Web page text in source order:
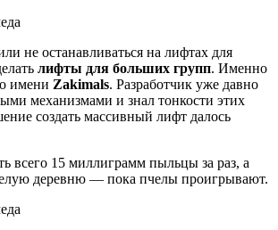
не останавливаться на лифтах для
лифты для больших групп. Именно
имени Zakimals. Разработчик уже давно
механизмами и знал тонкости этих
создать массивный лифт далось
всего 15 миллиграмм пыльцы за раз, а
деревню — пока пчелы проигрывают.